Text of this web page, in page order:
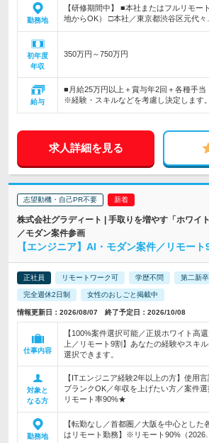
勤務地
【研修期間中】 ■本社またはフルリモー
地からOK） □本社／東京都渋谷区元代々
初年度
年収
350万円～750万円
給与
■月給25万円以上＋賞与年2回＋各種手当
※経験・スキルなどを考慮し決定します
求人詳細を見る
志望動機・自己PR不要
株式会社グラディート | 手取りを増やす「ホワイ
／モダン案件参画
【エンジニア】AI・モダン案件／リモー
正社員 リモートワーク可 学歴不問 第二新
完全週休2日制 女性のおしごと掲載中
情報更新日：2026/08/07 終了予定日：2026/10/08
仕事内容
【100%案件選択可能／正規ホワイト高
上／リモート9割】あなたの経験やスキ
選択できます。
対象と
なる方
【ITエンジニア経験2年以上の方】使用
ブランクOK／年収を上げたい方／案件
リモート率90%★
勤務地
【転勤なし／首都圏／大阪を中心とした
はリモート勤務】※リモート90%（2026…